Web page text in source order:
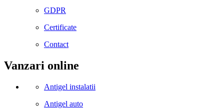
GDPR
Certificate
Contact
Vanzari online
Antigel instalatii
Antigel auto